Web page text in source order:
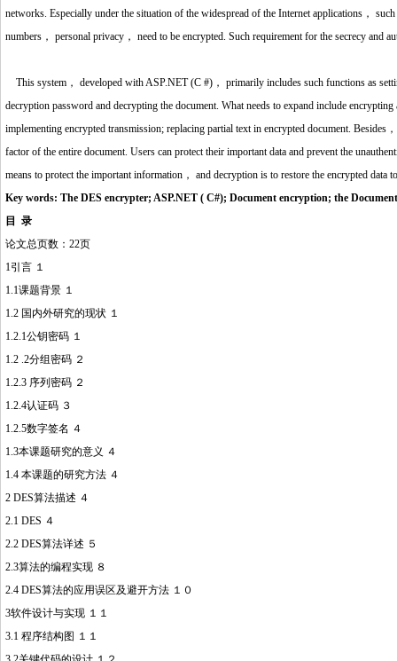
networks. Especially under the situation of the widespread of the Internet applications，
numbers， personal privacy， need to be encrypted. Such requirement for the secrecy and
This system， developed with ASP.NET (C #)， primarily includes such functions as
decryption password and decrypting the document. What needs to expand include
implementing encrypted transmission; replacing partial text in encrypted document. Besides
factor of the entire document. Users can protect their important data and prevent the
means to protect the important information， and decryption is to restore the encrypted data
Key words: The DES encrypter; ASP.NET ( C#); Document encryption; the
目 录
论文总页数：22页
1引言 １
1.1课题背景 １
1.2 国内外研究的现状 １
1.2.1公钥密码 １
1.2 .2分组密码 ２
1.2.3 序列密码 ２
1.2.4认证码 ３
1.2.5数字签名 ４
1.3本课题研究的意义 ４
1.4 本课题的研究方法 ４
2 DES算法描述 ４
2.1 DES ４
2.2 DES算法详述 ５
2.3算法的编程实现 ８
2.4 DES算法的应用误区及避开方法 １０
3软件设计与实现 １１
3.1 程序结构图 １１